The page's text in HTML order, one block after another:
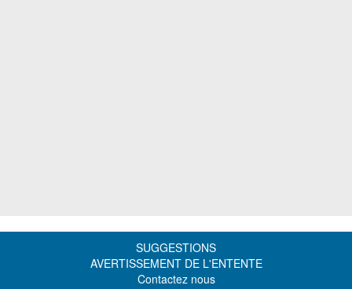
SUGGESTIONS
AVERTISSEMENT DE L'ENTENTE
Contactez nous